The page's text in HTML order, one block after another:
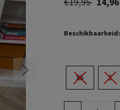
Beschikbaarheid:
XS S